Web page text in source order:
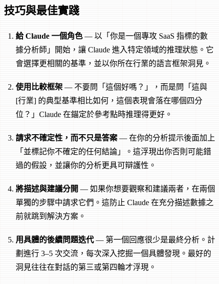
技巧與最佳實踐
給 Claude 一個角色 — 以「你是一個專攻 SaaS 指標的數
據分析師」開始，讓 Claude 進入特定領域的推理狀態。它
會選擇更相關的基準，並以你所在行業的語言框架洞見。
使用比較框架 — 不要問「這個好嗎？」，而是問「這與
[行業] 的典型基準相比如何，這個表現會落在哪個四分
位？」Claude 在錨定於參考點時推理得更好。
請求不確定性，而不只是答案 — 在你的分析提示後面加上
「並標記你不確定的任何結論」。這浮現出你否則可能錯
過的假設，並讓你的分析更具可辯護性。
將描述與建議分開 — 如果你想要觀察和建議兩者，在兩個
單獨的步驟中請求它們。這防止 Claude 在充分描述數據之
前就跳到解決方案。
用具體的後續問題迭代— 第一個回應很少是最終分析。計
劃進行 3–5 次交流，每次深入挖掘一個具體發現。最好的
洞見往往在對話的第三或第四輪才浮現。